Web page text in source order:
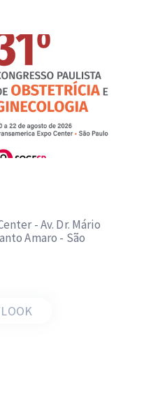
- Av. Dr. Mário
Amaro - São